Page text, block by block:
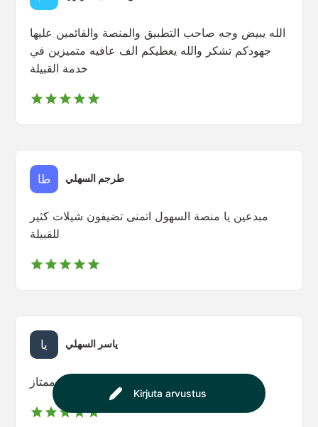
Kirjuta arvustus
الله يبيض وجه صاحب التطبيق والمنصة والقائمين عليها
جهودكم تشكر والله يعطيكم الف عافيه متميزين في
خدمة القبيلة
طرجم السهلي
مبدعين يا منصة السهول اتمنى تضيفون شيلات كثير
للقبيلة
ياسر السهلي
ممتاز 🤩🔥